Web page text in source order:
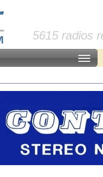
5615 radios